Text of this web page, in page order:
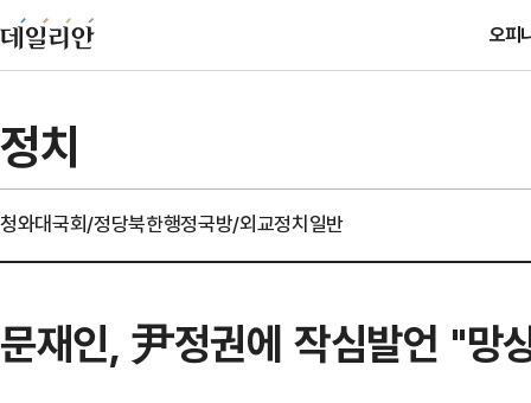
오피
정치
청와대국회/정당북한행정국방/외교정치일반
문재인, 尹정권에 작심발언 "망